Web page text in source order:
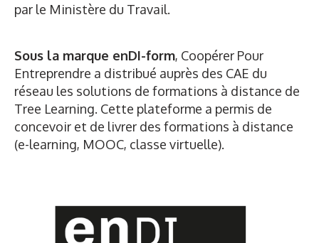
par le Ministère du Travail.
Sous la marque enDI-form, Coopérer Pour
Entreprendre a distribué auprès des CAE du
réseau les solutions de formations à distance de
Tree Learning. Cette plateforme a permis de
concevoir et de livrer des formations à distance
(e-learning, MOOC, classe virtuelle).